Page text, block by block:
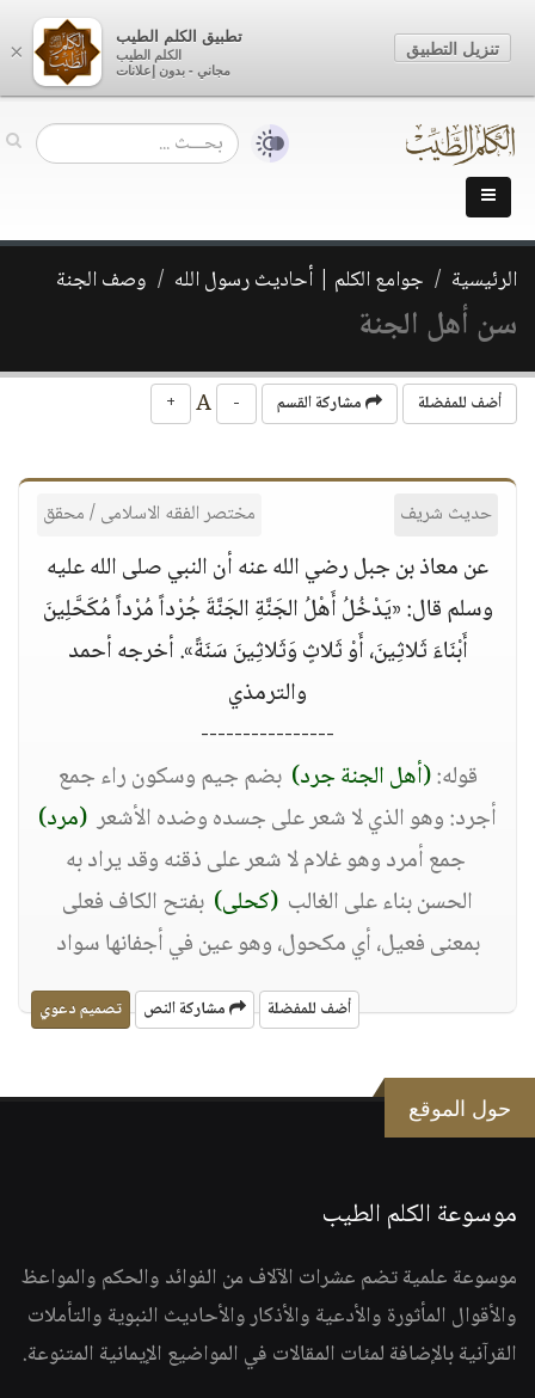
الرئيسية جوامع الكلم | أحاديث رسول الله وصف الجنة
سن أهل الجنة
أضف للمفضلة مشاركة القسم -
+
حديث شريف مختصر الفقه الاسلامى / محقق
عن معاذ بن جبل رضي الله عنه أن النبي صلى الله عليه
وسلم قال: «يَدْخُلُ أَهْلُ الجَنَّةِ الجَنَّةَ جُرْداً مُرْداً مُكَحَّلِينَ
أَبْنَاءَ ثَلاثِينَ، أَوْ ثَلاثٍ وَثَلاثِينَ سَنَةً». أخرجه أحمد
والترمذي
----------------
قوله:(أهل الجنة جرد) ‏ ‏بضم جيم وسكون راء جمع
أجرد: وهو الذي لا شعر على جسده وضده الأشعر ‏ ‏ (مرد)
‏ ‏جمع أمرد وهو غلام لا شعر على ذقنه وقد يراد به
الحسن بناء على الغالب ‏ ‏ (كحلى) ‏ ‏بفتح الكاف فعلى
بمعنى فعيل، أي مكحول، وهو عين في أجفانها سواد
أضف للمفضلة مشاركة النص تصميم دعوي
حول الموقع
موسوعة الكلم الطيب
موسوعة علمية تضم عشرات الآلاف من الفوائد والحكم والمواعظ
والأقوال المأثورة والأدعية والأذكار والأحاديث النبوية والتأملات
القرآنية بالإضافة لمئات المقالات في المواضيع الإيمانية المتنوعة.
×
تطبيق الكلم الطيب
الكلم الطيب
مجاني - بدون إعلانات
تنزيل التطبيق